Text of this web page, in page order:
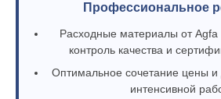
Профессиональное
Расходные материалы от Agfa
контроль качества и
Оптимальное сочетание цены и
интенсивной